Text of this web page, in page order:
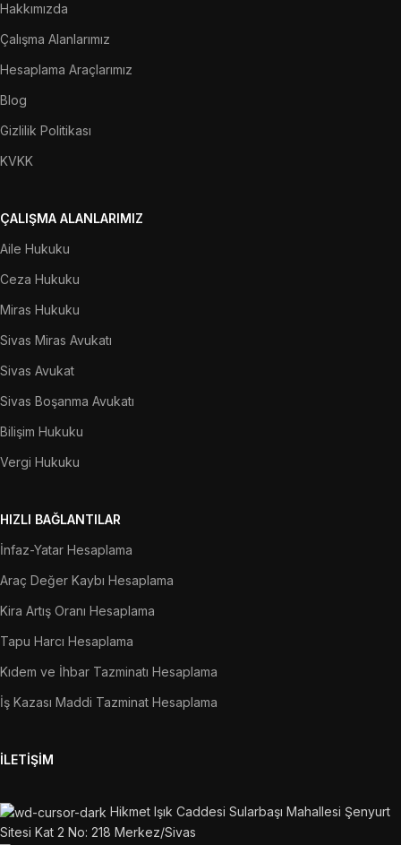
Hakkımızda
Çalışma Alanlarımız
Hesaplama Araçlarımız
Blog
Gizlilik Politikası
KVKK
ÇALIŞMA ALANLARIMIZ
Aile Hukuku
Ceza Hukuku
Miras Hukuku
Sivas Miras Avukatı
Sivas Avukat
Sivas Boşanma Avukatı
Bilişim Hukuku
Vergi Hukuku
HIZLI BAĞLANTILAR
İnfaz-Yatar Hesaplama
Araç Değer Kaybı Hesaplama
Kira Artış Oranı Hesaplama
Tapu Harcı Hesaplama
Kıdem ve İhbar Tazminatı Hesaplama
İş Kazası Maddi Tazminat Hesaplama
İLETIŞIM
Hikmet Işık Caddesi Sularbaşı Mahallesi Şenyurt
Sitesi Kat 2 No: 218 Merkez/Sivas